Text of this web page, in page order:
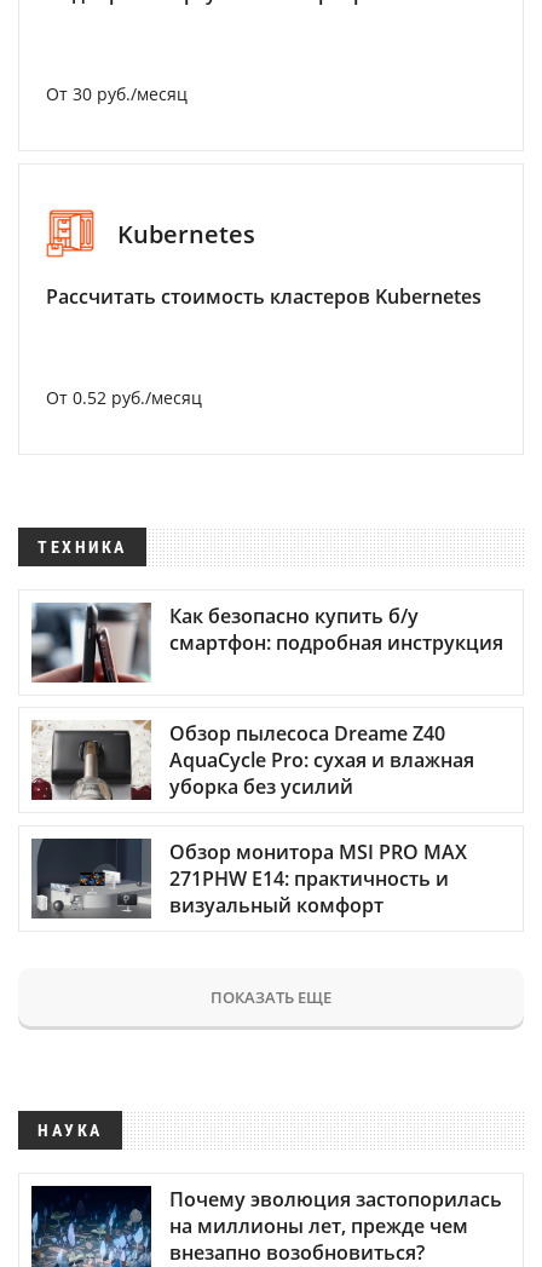
От 30 руб./месяц
Kubernetes
Рассчитать стоимость кластеров Kubernetes
От 0.52 руб./месяц
ТЕХНИКА
Как безопасно купить б/у
смартфон: подробная инструкция
Обзор пылесоса Dreame Z40
AquaCycle Pro: сухая и влажная
уборка без усилий
Обзор монитора MSI PRO MAX
271PHW E14: практичность и
визуальный комфорт
ПОКАЗАТЬ ЕЩЕ
НАУКА
Почему эволюция застопорилась
на миллионы лет, прежде чем
внезапно возобновиться?